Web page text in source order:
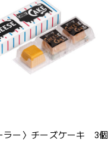
ラー〉チーズケーキ 3